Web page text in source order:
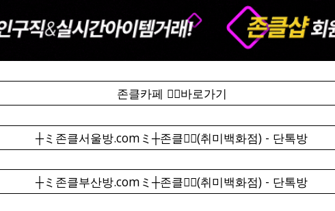
존클카페 ❤️‍🔥바로가기
┼ミ존클서울방.comミ┼존클❤️‍🔥(취미백화점) - 단톡방
┼ミ존클부산방.comミ┼존클❤️‍🔥(취미백화점) - 단톡방